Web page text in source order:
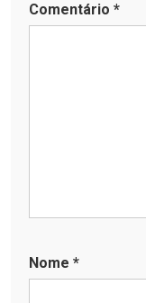
Comentário *
Nome *